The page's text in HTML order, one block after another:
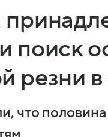
поиск
резни
что